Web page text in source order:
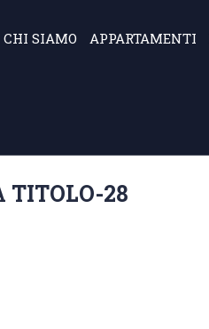
CHI SIAMO APPARTAMENTI
TITOLO-28